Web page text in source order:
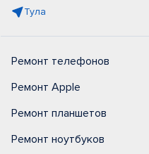
Тула
Ремонт телефонов
Ремонт Apple
Ремонт планшетов
Ремонт ноутбуков